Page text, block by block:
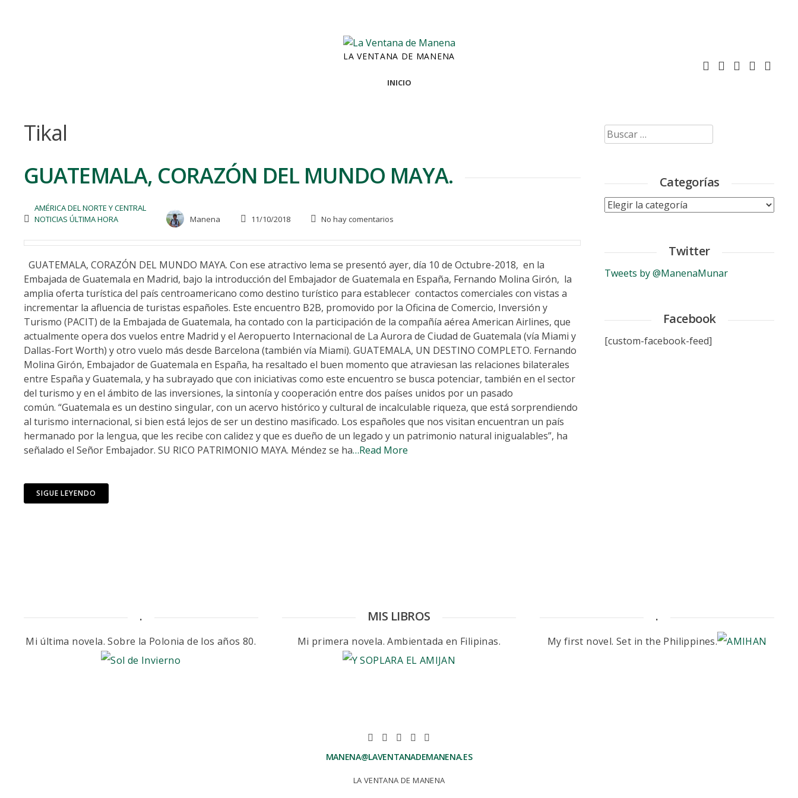
LA VENTANA DE MANENA
INICIO
Tikal
GUATEMALA, CORAZÓN DEL MUNDO MAYA.
AMÉRICA DEL NORTE Y CENTRAL
NOTICIAS ÚLTIMA HORA
Manena 11/10/2018 No hay comentarios
GUATEMALA, CORAZÓN DEL MUNDO MAYA. Con ese atractivo lema se presentó ayer, día 10 de Octubre-2018, en la
Embajada de Guatemala en Madrid, bajo la introducción del Embajador de Guatemala en España, Fernando Molina Girón, la
amplia oferta turística del país centroamericano como destino turístico para establecer contactos comerciales con vistas a
incrementar la afluencia de turistas españoles. Este encuentro B2B, promovido por la Oficina de Comercio, Inversión y
Turismo (PACIT) de la Embajada de Guatemala, ha contado con la participación de la compañía aérea American Airlines, que
actualmente opera dos vuelos entre Madrid y el Aeropuerto Internacional de La Aurora de Ciudad de Guatemala (vía Miami y
Dallas-Fort Worth) y otro vuelo más desde Barcelona (también vía Miami). GUATEMALA, UN DESTINO COMPLETO. Fernando
Molina Girón, Embajador de Guatemala en España, ha resaltado el buen momento que atraviesan las relaciones bilaterales
entre España y Guatemala, y ha subrayado que con iniciativas como este encuentro se busca potenciar, también en el sector
del turismo y en el ámbito de las inversiones, la sintonía y cooperación entre dos países unidos por un pasado
común. “Guatemala es un destino singular, con un acervo histórico y cultural de incalculable riqueza, que está sorprendiendo
al turismo internacional, si bien está lejos de ser un destino masificado. Los españoles que nos visitan encuentran un país
hermanado por la lengua, que les recibe con calidez y que es dueño de un legado y un patrimonio natural inigualables”, ha
señalado el Señor Embajador. SU RICO PATRIMONIO MAYA. Méndez se ha…Read More
SIGUE LEYENDO
Buscar:
Categorías
Categorías
Twitter
Tweets by @ManenaMunar
Facebook
[custom-facebook-feed]
.
Mi última novela. Sobre la Polonia de los años 80.
MIS LIBROS
Mi primera novela. Ambientada en Filipinas.
.
My first novel. Set in the Philippines.
MANENA@LAVENTANADEMANENA.ES
LA VENTANA DE MANENA